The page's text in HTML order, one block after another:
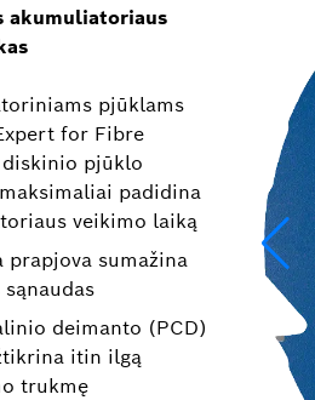
akumuliatoriaus
pjūklams
for Fibre
diskinio pjūklo
padidina
veikimo laiką
prapjova sumažina
deimanto (PCD)
itin ilgą
trukmę